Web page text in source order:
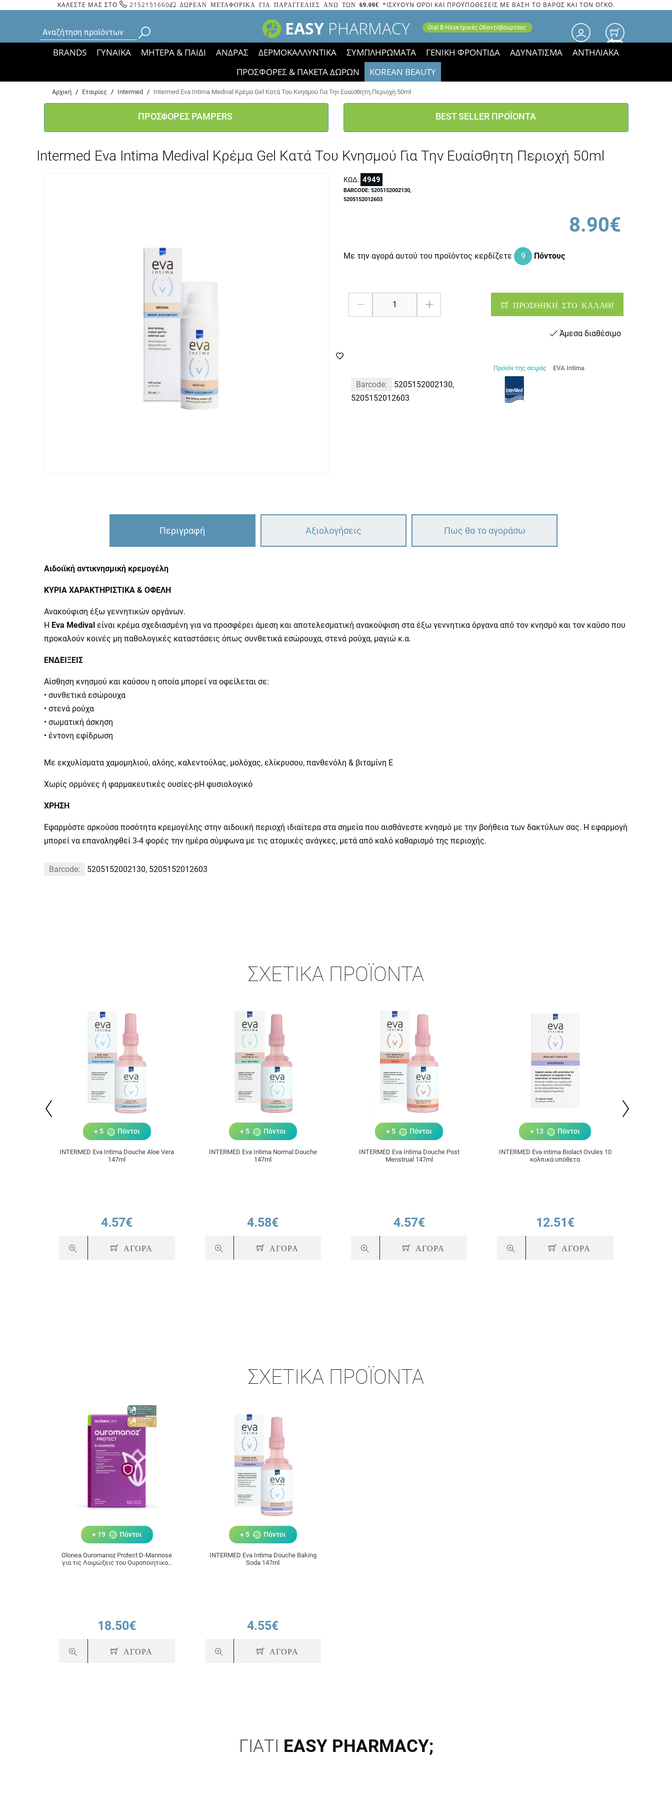
ΚΑΛΕΣΤΕ ΜΑΣ ΣΤΟ 2152151660 ΔΩΡΕΑΝ ΜΕΤΑΦΟΡΙΚΑ ΓΙΑ ΠΑΡΑΓΓΕΛΙΕΣ ΑΝΩ ΤΩΝ 69.00€ *ΙΣΧΥΟΥΝ ΟΡΟΙ ΚΑΙ ΠΡΟΫΠΟΘΕΣΕΙΣ ΜΕ ΒΑΣΗ ΤΟ ΒΑΡΟΣ ΚΑΙ ΤΟΝ ΟΓΚΟ.
EASY PHARMACY Oral B Ηλεκτρικές Οδοντόβουρτσες
0.00
BRANDS ΓΥΝΑΙΚΑ ΜΗΤΕΡΑ & ΠΑΙΔΙ ΑΝΔΡΑΣ ΔΕΡΜΟΚΑΛΛΥΝΤΙΚΑ ΣΥΜΠΛΗΡΩΜΑΤΑ ΓΕΝΙΚΗ ΦΡΟΝΤΙΔΑ ΑΔΥΝΑΤΙΣΜΑ
ΑΝΤΗΛΙΑΚΑ
ΠΡΟΣΦΟΡΕΣ & ΠΑΚΕΤΑ ΔΩΡΩΝ
KOREAN BEAUTY
Bάσει ΦΕΚ 35935/2023 τα εικονίδια των εκπτώσεων έφυγαν, οι χαμηλές μας τιμές ΠΑΡΑΜΕΝΟΥΝ!
Αρχική / Εταιρίες / Intermed / Intermed Eva Intima Medival Κρέμα Gel Κατά Του Κνησμού Για Την Ευαίσθητη Περιοχή 50ml
ΠΡΟΣΦΟΡΕΣ PAMPERS BEST SELLER ΠΡΟΪΟΝΤΑ
Intermed Eva Intima Medival Κρέμα Gel Κατά Του Κνησμού Για Την Ευαίσθητη Περιοχή 50ml
ΚΩΔ: 4949
BARCODE: 5205152002130,
5205152012603
8.90€
Με την αγορά αυτού του προϊόντος κερδίζετε 9 Πόντους
ΠΡΟΣΘΗΚΗ ΣΤΟ ΚΑΛΑΘΙ
Άμεσα διαθέσιμο
Barcode:
5205152002130,
5205152012603
Προϊόν της σειράς EVA Intima
Περιγραφή Αξιολογήσεις Πως θα το αγοράσω
Αιδοιϊκή αντικνησμική κρεμογέλη
ΚΥΡΙΑ ΧΑΡΑΚΤΗΡΙΣΤΙΚΑ & ΟΦΕΛΗ
Ανακούφιση έξω γεννητικών οργάνων.
Η Eva Medivalείναι κρέμα σχεδιασμένη για να προσφέρει άμεση και αποτελεσματική ανακούφιση στα έξω γεννητικα όργανα από τον κνησμό και τον καύσο που
προκαλούν κοινές μη παθολογικές καταστάσεις όπως συνθετικά εσώρουχα, στενά ρούχα, μαγιώ κ.α.
ΕΝΔΕΙΞΕΙΣ
Αίσθηση κνησμού και καύσου η οποία μπορεί να οφείλεται σε:
• συνθετικά εσώρουχα
• στενά ρούχα
• σωματική άσκηση
• έντονη εφίδρωση
Με εκχυλίσματα χαμομηλιού, αλόης, καλεντούλας, μολόχας, ελίκρυσου, πανθενόλη & βιταμίνη Ε
Χωρίς ορμόνες ή φαρμακευτικές ουσίες-pH φυσιολογικό
ΧΡΗΣΗ
Εφαρμόστε αρκούσα ποσότητα κρεμογέλης στην αιδοιική περιοχή ιδιαίτερα στα σημεία που αισθάνεστε κνησμό με την βοήθεια των δακτύλων σας. Η εφαρμογή
μπορεί να επαναληφθεί 3-4 φορές την ημέρα σύμφωνα με τις ατομικές ανάγκες, μετά από καλό καθαρισμό της περιοχής.
Barcode: 5205152002130, 5205152012603
ΣΧΕΤΙΚΆ ΠΡΟΪΌΝΤΑ
+ 5 Πόντοι
INTERMED Eva Intima Douche Aloe Vera
147ml
4.57€
ΑΓΟΡΑ
+ 5 Πόντοι
INTERMED Eva Intima Normal Douche
147ml
4.58€
ΑΓΟΡΑ
+ 5 Πόντοι
INTERMED Eva Intima Douche Post
Menstrual 147ml
4.57€
ΑΓΟΡΑ
+ 13 Πόντοι
INTERMED Eva intima Biolact Ovules 10
κολπικά υπόθετα
12.51€
ΑΓΟΡΑ
ΣΧΕΤΙΚΆ ΠΡΟΪΌΝΤΑ
+ 19 Πόντοι
Olonea Ouromanoz Protect D-Mannose
για τις Λοιμώξεις του Ουροποιητικού
18.50€
ΑΓΟΡΑ
+ 5 Πόντοι
INTERMED Eva Intima Douche Baking
Soda 147ml
4.55€
ΑΓΟΡΑ
ΓΙΑΤΙ EASY PHARMACY;